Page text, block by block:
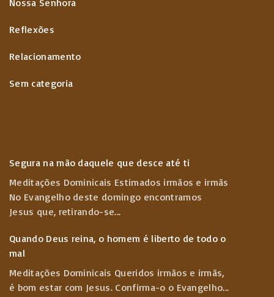
Nossa Senhora
Reflexões
Relacionamento
Sem categoria
Segura na mão daquele que desce até ti
Meditações Dominicais Estimados irmãos e irmãs
No Evangelho deste domingo encontramos
Jesus que, retirando-se...
Quando Deus reina, o homem é liberto de todo o
mal
Meditações Dominicais Queridos irmãos e irmãs,
é bom estar com Jesus. Confirma-o o Evangelho...